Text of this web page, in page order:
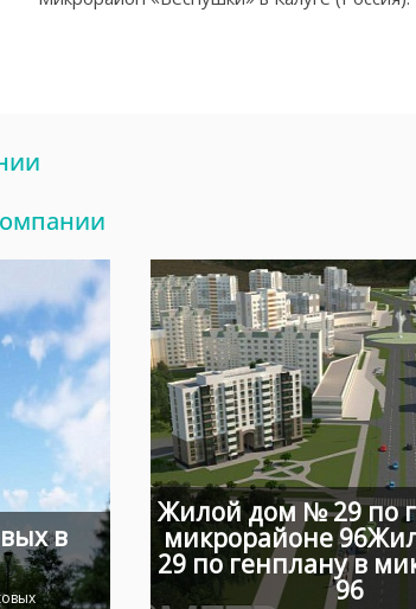
в
Жилой дом № 29 по
микрорайоне
29 по генплану в
96